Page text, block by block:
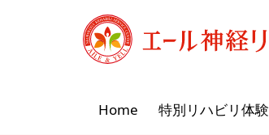
Home 特別リハビリ体験